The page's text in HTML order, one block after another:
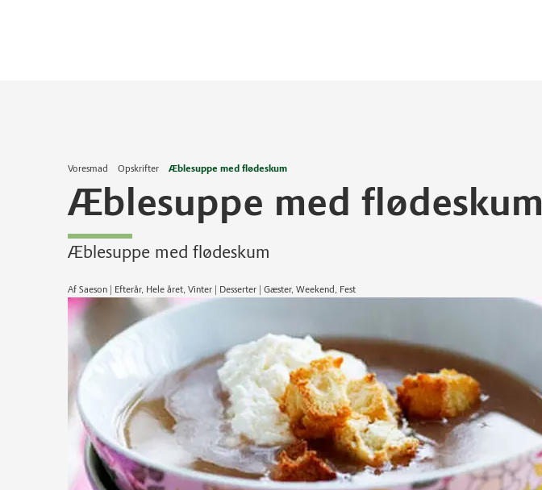
Voresmad Opskrifter Æblesuppe med flødeskum
Æblesuppe med flødeskum
Æblesuppe med flødeskum
Af Saeson | Efterår, Hele året, Vinter | Desserter | Gæster, Weekend, Fest